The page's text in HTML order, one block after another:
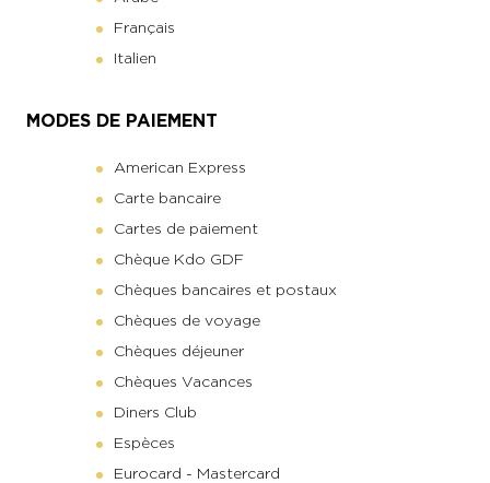
Français
Italien
MODES DE PAIEMENT
American Express
Carte bancaire
Cartes de paiement
Chèque Kdo GDF
Chèques bancaires et postaux
Chèques de voyage
Chèques déjeuner
Chèques Vacances
Diners Club
Espèces
Eurocard - Mastercard